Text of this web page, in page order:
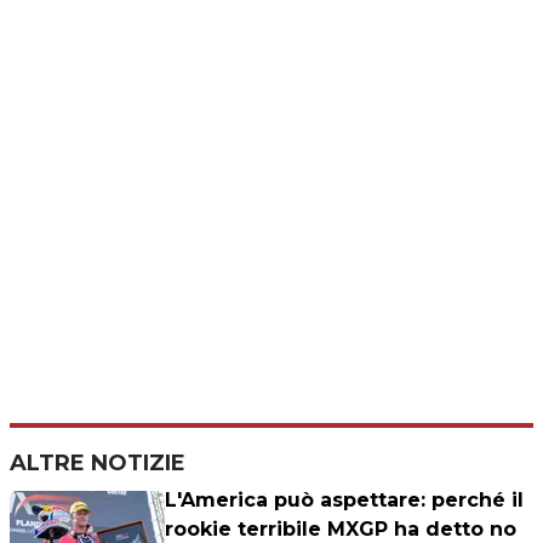
ALTRE NOTIZIE
L'America può aspettare: perché il
rookie terribile MXGP ha detto no